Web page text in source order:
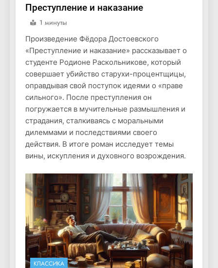
Преступление и наказание
1 минуты
Произведение Фёдора Достоевского
«Преступление и наказание» рассказывает о
студенте Родионе Раскольникове, который
совершает убийство старухи-процентщицы,
оправдывая свой поступок идеями о «праве
сильного». После преступления он
погружается в мучительные размышления и
страдания, сталкиваясь с моральными
дилеммами и последствиями своего
действия. В итоге роман исследует темы
вины, искупления и духовного возрождения.
КЛАССИКА